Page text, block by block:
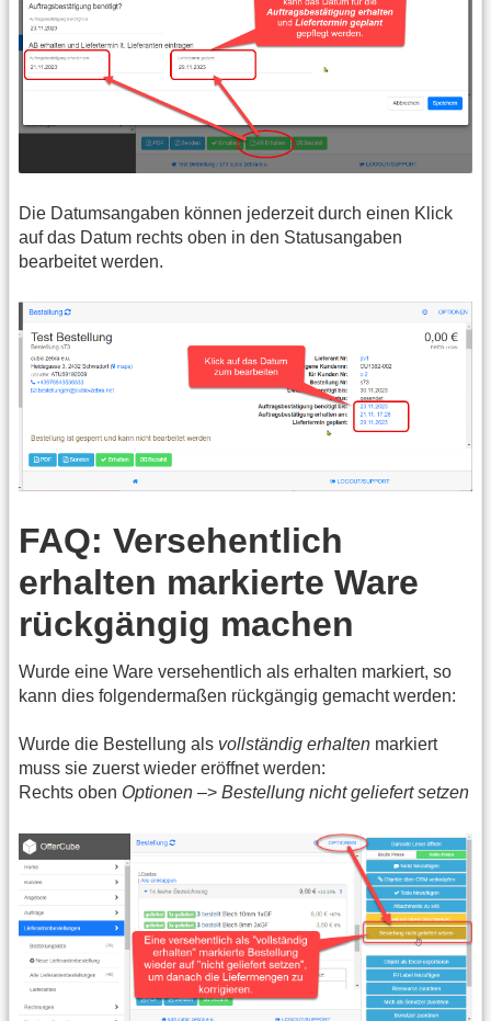
Die Datumsangaben können jederzeit durch einen Klick
auf das Datum rechts oben in den Statusangaben
bearbeitet werden.
FAQ: Versehentlich
erhalten markierte Ware
rückgängig machen
Wurde eine Ware versehentlich als erhalten markiert, so
kann dies folgendermaßen rückgängig gemacht werden:
Wurde die Bestellung als vollständig erhalten markiert
muss sie zuerst wieder eröffnet werden:
Rechts oben Optionen –> Bestellung nicht geliefert setzen